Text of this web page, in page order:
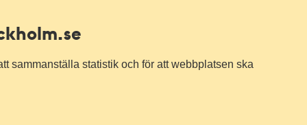
sammanställa statistik och för att webbplatsen ska